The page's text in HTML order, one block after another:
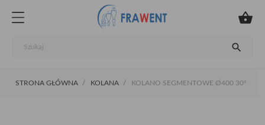


STRONA GŁÓWNA KOLANA KOLANO SEGMENTOWE Ø400 30°